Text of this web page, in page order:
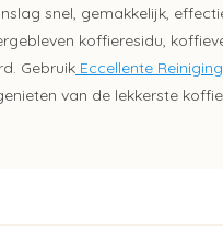
snel, gemakkelijk,
koffieresidu,
Gebruik Eccellente
van de lekkerste